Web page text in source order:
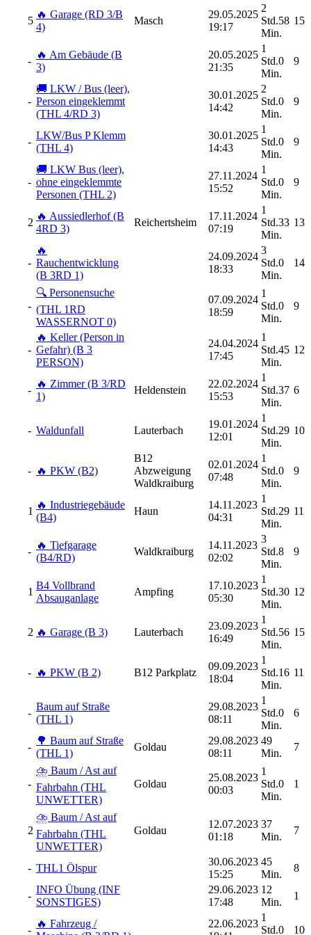
5
🔥 Garage (RD 3/B
4)
Masch
29.05.2025
19:17
2
Std.58
Min.
15
-
🔥 Am Gebäude (B
3)
20.05.2025
21:35
1
Std.0
Min.
9
-
🚚 LKW / Bus (leer),
Person eingeklemmt
(THL 4/RD 3)
30.01.2025
14:42
2
Std.0
Min.
9
-
LKW/Bus P Klemm
(THL 4)
30.01.2025
14:43
1
Std.0
Min.
9
-
🚚 LKW Bus (leer),
ohne eingeklemmte
Personen (THL 2)
27.11.2024
15:52
1
Std.0
Min.
9
2
🔥 Aussiedlerhof (B
4RD 3)
Reichertsheim
17.11.2024
07:19
1
Std.33
Min.
13
-
🔥
Rauchentwicklung
(B 3RD 1)
24.09.2024
18:33
3
Std.0
Min.
14
-
🔍 Personensuche
(THL 1RD
WASSERNOT 0)
07.09.2024
18:59
1
Std.0
Min.
9
-
🔥 Keller (Person in
Gefahr) (B 3
PERSON)
24.04.2024
17:45
1
Std.45
Min.
12
-
🔥 Zimmer (B 3/RD
1)
Heldenstein
22.02.2024
15:53
1
Std.37
Min.
6
- Waldunfall Lauterbach
19.01.2024
12:01
1
Std.29
Min.
10
- 🔥 PKW (B2)
B12
Abzweigung
Waldkraiburg
02.01.2024
07:48
1
Std.0
Min.
9
1
🔥 Industriegebäude
(B4)
Haun
14.11.2023
04:31
1
Std.29
Min.
11
-
🔥 Tiefgarage
(B4/RD)
Waldkraiburg
14.11.2023
02:02
3
Std.8
Min.
9
1
B4 Vollbrand
Absauganlage
Ampfing
17.10.2023
05:30
1
Std.30
Min.
12
2 🔥 Garage (B 3) Lauterbach
23.09.2023
16:49
1
Std.56
Min.
15
- 🔥 PKW (B 2) B12 Parkplatz
09.09.2023
18:04
1
Std.16
Min.
11
-
Baum auf Straße
(THL 1)
29.08.2023
08:11
1
Std.0
Min.
6
-
🌳 Baum auf Straße
(THL 1)
Goldau
29.08.2023
08:11
49
Min.
7
-
⛈️ Baum / Ast auf
Fahrbahn (THL
UNWETTER)
Goldau
25.08.2023
00:03
1
Std.0
Min.
1
2
⛈️ Baum / Ast auf
Fahrbahn (THL
UNWETTER)
Goldau
12.07.2023
01:18
37
Min.
7
- THL1 Ölspur
30.06.2023
15:25
45
Min.
8
-
INFO Übung (INF
SONSTIGES)
29.06.2023
17:48
12
Min.
1
-
🔥 Fahrzeug /
22.06.2023
1
Std.0
10